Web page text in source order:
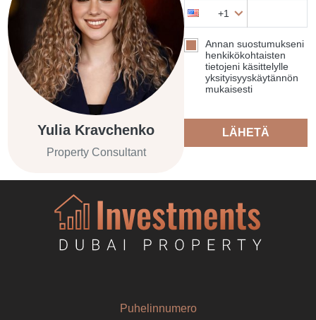
Yulia Kravchenko
Property Consultant
+1
Annan suostumukseni
henkikökohtaisten
tietojeni käsittelylle
yksityisyyskäytännön
mukaisesti
LÄHETÄ
Puhelinnumero